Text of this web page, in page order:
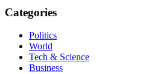
Categories
Politics
World
Tech & Science
Business